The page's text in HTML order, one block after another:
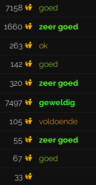
7158 goed
1660 zeer goed
263 ok
142 goed
320 zeer goed
7497 geweldig
105 voldoende
55 zeer goed
67 goed
33